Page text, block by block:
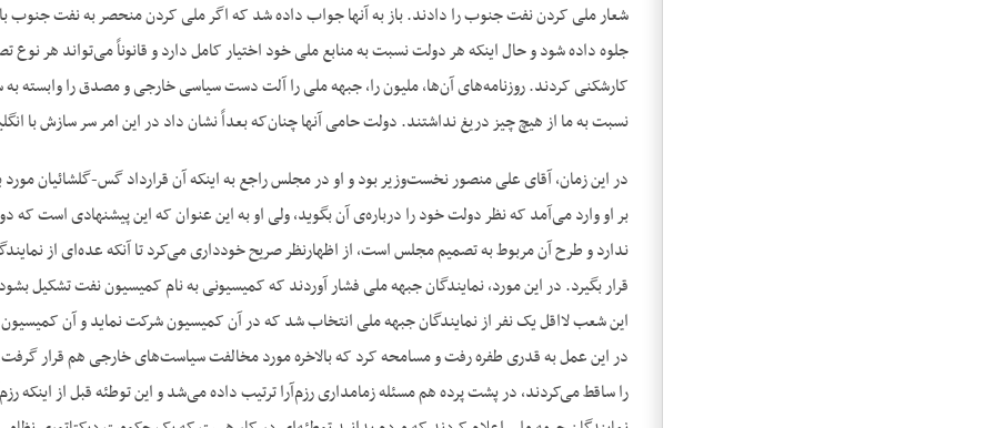
شعار ملی کردن نفت جنوب را دادند. باز به آنها جواب داده شد که اگر ملی کردن منحصر به نفت
جلوه داده شود و حال اینکه هر دولت نسبت به منابع ملی خود اختیار کامل دارد و قانوناً می‌‌تواند هر نوع
کارشکنی کردند. روزنامه‌‌های آن‌‌ها، ملیون را، جبهه ملی را آلت دست سیاسی خارجی و مصدق را وابسته
نسبت به ما از هیچ چیز دریغ نداشتند. دولت حامی آنها چنان‌‌که بعداً نشان داد در این امر سر سازش با
در این زمان، آقای علی منصور نخست‌وزیر بود و او در مجلس راجع به اینکه آن قرارداد گس-گلشائیان
بر او وارد می‌‌آمد که نظر دولت خود را درباره‌‌ی آن بگوید، ولی او به این عنوان که این پیشنهادی
ندارد و طرح آن مربوط به تصمیم مجلس است، از اظهارنظر صریح خودداری می‌‌کرد تا آنکه عده‌‌ای از
قرار بگیرد. در این مورد، نمایندگان جبهه ملی فشار آوردند که کمیسیونی به نام کمیسیون نفت تشکیل
این شعب لااقل یک نفر از نمایندگان جبهه ملی انتخاب شد که در آن کمیسیون شرکت نماید و آن
در این عمل به قدری طفره رفت و مسامحه کرد که بالاخره مورد مخالفت سیاست‌‌های خارجی هم قرار
را ساقط می‌‌کردند، در پشت پرده هم مسئله زمامداری رزم‌‌آرا ترتیب داده می‌‌شد و این توطئه قبل از اینکه